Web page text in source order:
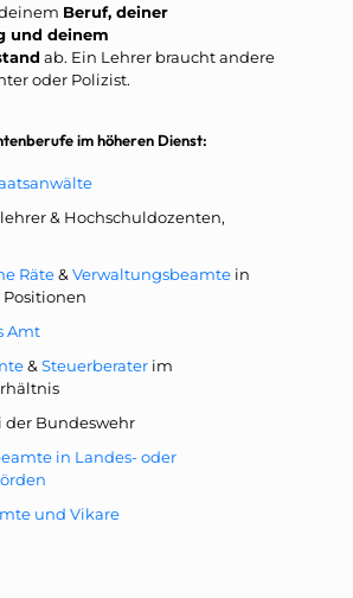
Beruf, deiner
und deinem
ab. Ein Lehrer braucht andere
oder Polizist.
im höheren Dienst:
& Hochschuldozenten,
Räte& Verwaltungsbeamte in
Amt
& Steuerberater im
der Bundeswehr
in Landes- oder
und Vikare